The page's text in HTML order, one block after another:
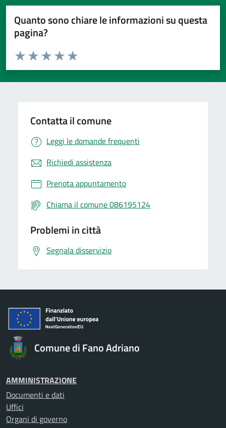
Quanto sono chiare le informazioni su questa
pagina?
Valuta da 1 a 5 stelle la pagina
Valuta 5 stelle su 5
Valuta 4 stelle su 5
Valuta 3 stelle su 5
Valuta 2 stelle su 5
Valuta 1 stelle su 5
Contatta il comune
Leggi le domande frequenti
Richiedi assistenza
Prenota appuntamento
Chiama il comune 086195124
Problemi in città
Segnala disservizio
Comune di Fano Adriano
AMMINISTRAZIONE
Documenti e dati
Uffici
Organi di governo